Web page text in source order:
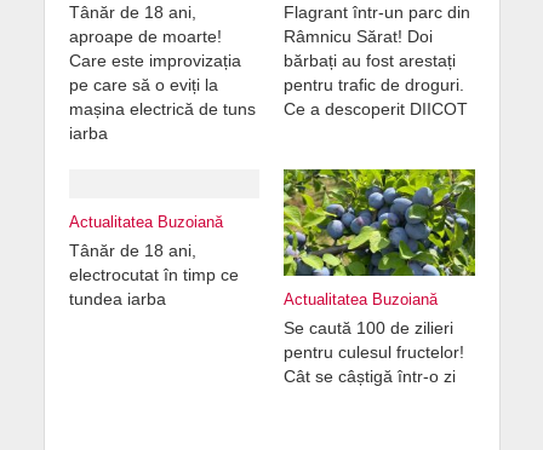
Tânăr de 18 ani,
aproape de moarte!
Care este improvizația
pe care să o eviți la
mașina electrică de tuns
iarba
Flagrant într-un parc din
Râmnicu Sărat! Doi
bărbați au fost arestați
pentru trafic de droguri.
Ce a descoperit DIICOT
Actualitatea Buzoiană
Tânăr de 18 ani,
electrocutat în timp ce
tundea iarba
Actualitatea Buzoiană
Se caută 100 de zilieri
pentru culesul fructelor!
Cât se câștigă într-o zi